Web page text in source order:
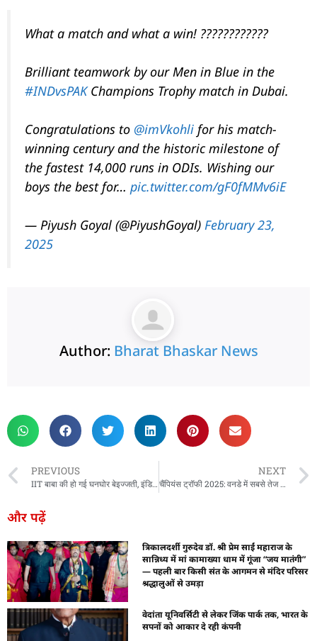
What a match and what a win! ????????????
Brilliant teamwork by our Men in Blue in the
#INDvsPAKChampions Trophy match in Dubai.
Congratulations to @imVkohli for his match-
winning century and the historic milestone of
the fastest 14,000 runs in ODIs. Wishing our
boys the best for… pic.twitter.com/gF0fMMv6iE
— Piyush Goyal (@PiyushGoyal) February 23,
2025
Author: Bharat Bhaskar News
PREVIOUS
IIT बाबा की हो गई घनघोर बेइज्जती, इंडिया के मैच जीतने के बाद ऐसा पलटे, लोग बाले- आप बाहर मिलो
NEXT
चैंपियंस ट्रॉफी 2025: वनडे में सबसे तेज 8000, 9000, 10000, 11000, 12000, 13000-14000 रन पूरे करने वाले बल्लेबाज बने विराट कोहली
और पढ़ें
त्रिकालदर्शी गुरुदेव डॉ. श्री प्रेम साईं महाराज के
सान्निध्य में मां कामाख्या धाम में गूंजा “जय मातंगी”
— पहली बार किसी संत के आगमन से मंदिर परिसर
श्रद्धालुओं से उमड़ा
वेदांता यूनिवर्सिटी से लेकर जिंक पार्क तक, भारत के
सपनों को आकार दे रही कंपनी